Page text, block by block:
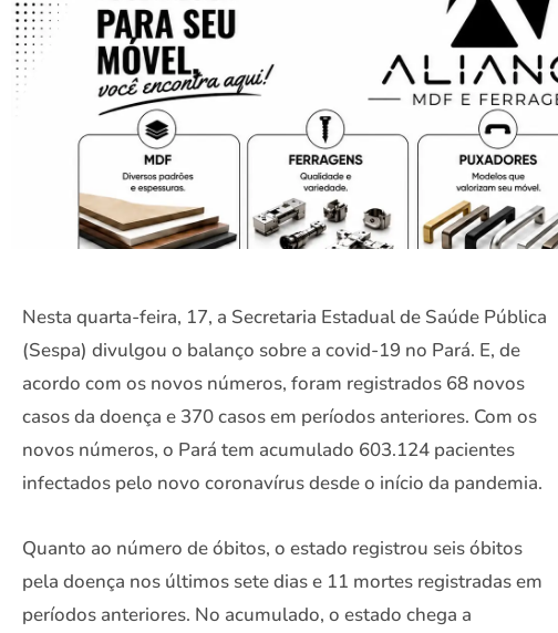
Nesta quarta-feira, 17, a Secretaria Estadual de Saúde Pública
(Sespa) divulgou o balanço sobre a covid-19 no Pará. E, de
acordo com os novos números, foram registrados 68 novos
casos da doença e 370 casos em períodos anteriores. Com os
novos números, o Pará tem acumulado 603.124 pacientes
infectados pelo novo coronavírus desde o início da pandemia.
Quanto ao número de óbitos, o estado registrou seis óbitos
pela doença nos últimos sete dias e 11 mortes registradas em
períodos anteriores. No acumulado, o estado chega a